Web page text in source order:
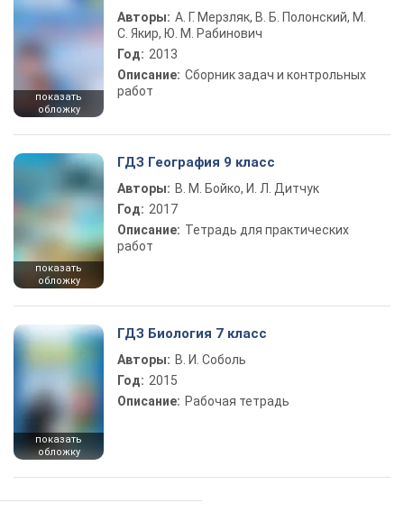
показать
обложку
Авторы: А. Г. Мерзляк, В. Б. Полонский, М.
С. Якир, Ю. М. Рабинович
Год: 2013
Описание: Сборник задач и контрольных
работ
показать
обложку
ГДЗ География 9 класс
Авторы: В. М. Бойко, И. Л. Дитчук
Год: 2017
Описание: Тетрадь для практических
работ
показать
обложку
ГДЗ Биология 7 класс
Авторы: В. И. Соболь
Год: 2015
Описание: Рабочая тетрадь